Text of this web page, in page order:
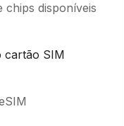
chips disponíveis
cartão SIM